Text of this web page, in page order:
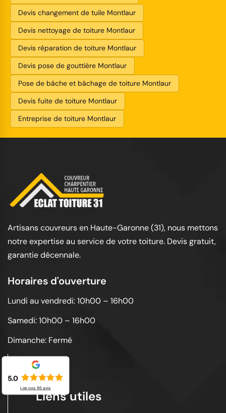
Devis changement de tuile Montlaur
Devis nettoyage de toiture Montlaur
Devis réparation de toiture Montlaur
Devis pose de gouttière Montlaur
Pose de bâche et bâchage de toiture Montlaur
Devis fuite de toiture Montlaur
Entreprise de toiture Montlaur
Artisans couvreurs en Haute-Garonne (31), nous mettons
notre expertise au service de votre toiture. Devis gratuit,
garantie décennale.
Horaires d'ouverture
Lundi au vendredi: 10h00 – 16h00
Samedi: 10h00 – 16h00
Dimanche: Fermé
Liens utiles
5.0
Lire nos 95avis